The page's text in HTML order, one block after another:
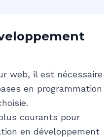
web, il est nécessaire
en programmation
courants pour
en développement